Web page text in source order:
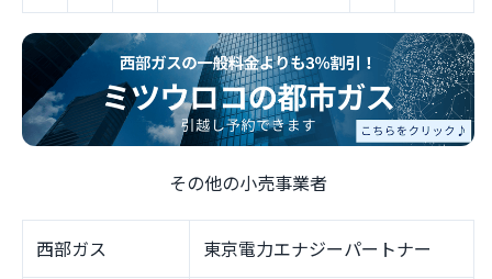
その他の小売事業者
西部ガス 東京電力エナジーパートナー